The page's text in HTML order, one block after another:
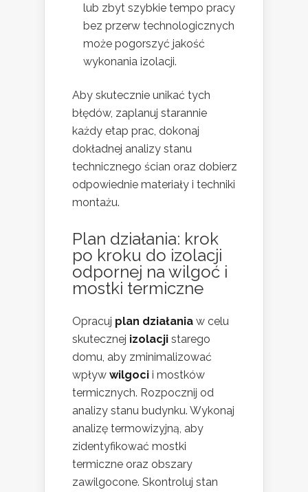
lub zbyt szybkie tempo pracy
bez przerw technologicznych
może pogorszyć jakość
wykonania izolacji.
Aby skutecznie unikać tych
błędów, zaplanuj starannie
każdy etap prac, dokonaj
dokładnej analizy stanu
technicznego ścian oraz dobierz
odpowiednie materiały i techniki
montażu.
Plan działania: krok
po kroku do izolacji
odpornej na wilgoć i
mostki termiczne
Opracuj plan działania w celu
skutecznej izolacji starego
domu, aby zminimalizować
wpływ wilgoci i mostków
termicznych. Rozpocznij od
analizy stanu budynku. Wykonaj
analizę termowizyjną, aby
zidentyfikować mostki
termiczne oraz obszary
zawilgocone. Skontroluj stan